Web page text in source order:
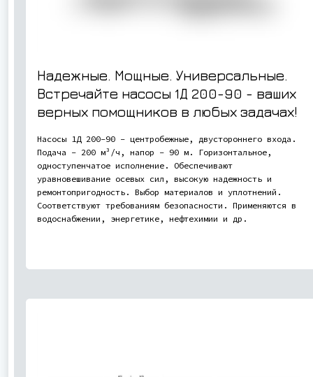
Надежные. Мощные. Универсальные.
Встречайте насосы 1Д 200-90 - ваших
верных помощников в любых задачах!
Насосы 1Д 200-90 - центробежные, двустороннего входа.
Подача - 200 м³/ч, напор - 90 м. Горизонтальное,
одноступенчатое исполнение. Обеспечивают
уравновешивание осевых сил, высокую надежность и
ремонтопригодность. Выбор материалов и уплотнений.
Соответствуют требованиям безопасности. Применяются в
водоснабжении, энергетике, нефтехимии и др.